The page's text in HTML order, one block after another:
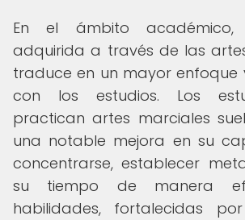
En el ámbito académico,
adquirida a través de las
traduce en un mayor enfoque
con los estudios. Los
practican artes marciales
una notable mejora en su
concentrarse, establecer
su tiempo de manera
habilidades, fortalecidas